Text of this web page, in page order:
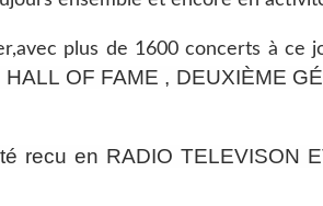
plus de 1600 concerts à ce
OF FAME , DEUXIÈME
recu en RADIO TELEVISON